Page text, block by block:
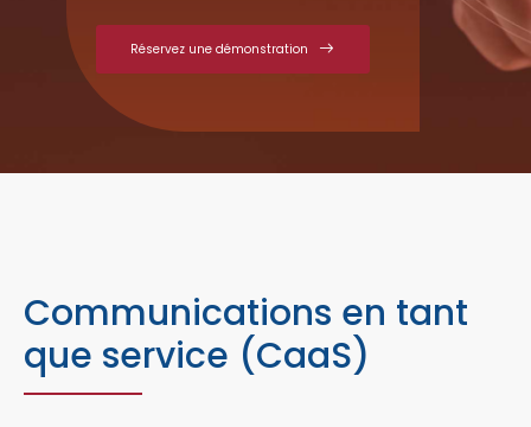
Réservez une démonstration
Communications en tant
que service (CaaS)